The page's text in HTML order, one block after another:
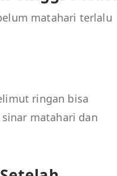
matahari terlalu
ringan bisa
matahari dan